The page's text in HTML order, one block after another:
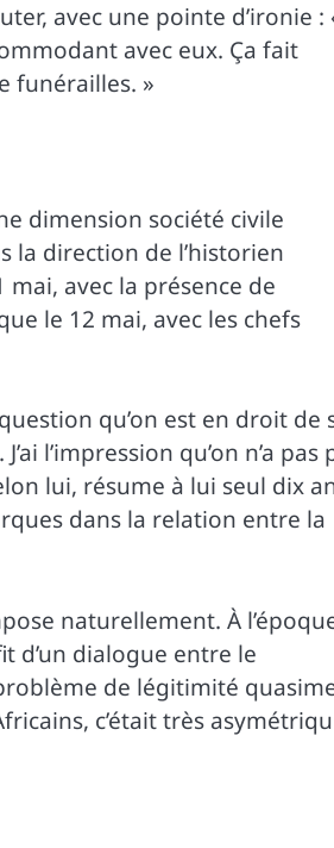
avec une pointe d’ironie :
avec eux. Ça fait
funérailles. »
dimension société civile
la direction de l’historien
avec la présence de
le 12 mai, avec les chefs
qu’on est en droit de
l’impression qu’on n’a pas
lui, résume à lui seul dix
dans la relation entre la
naturellement. À
d’un dialogue entre le
de légitimité
c’était très